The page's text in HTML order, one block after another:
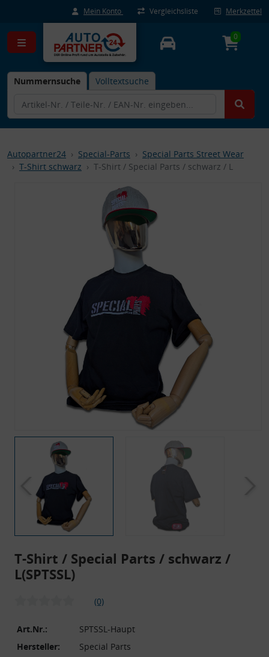
Mein Konto Vergleichsliste Merkzettel
Nummernsuche Volltextsuche
0
Autopartner24 Special-Parts
Special Parts Street Wear
T-Shirt schwarz
T-Shirt / Special Parts / schwarz / L
T-Shirt / Special Parts / schwarz /
L(SPTSSL)
(0)
Art.Nr.:
SPTSSL-Haupt
Hersteller:
Special Parts